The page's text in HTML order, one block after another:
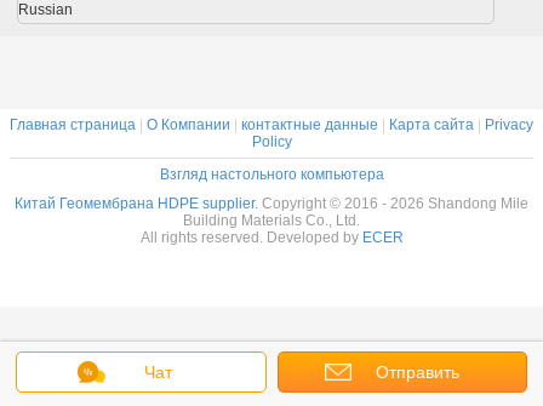
Чат Отправить
Russian
Главная страница О Компании контактные данные Карта сайта
Privacy
Policy
Взгляд настольного компьютера
Китай Геомембрана HDPE supplier. Copyright © 2016 - 2026 Shandong Mile
Building Materials Co., Ltd.
All rights reserved. Developed by ECER